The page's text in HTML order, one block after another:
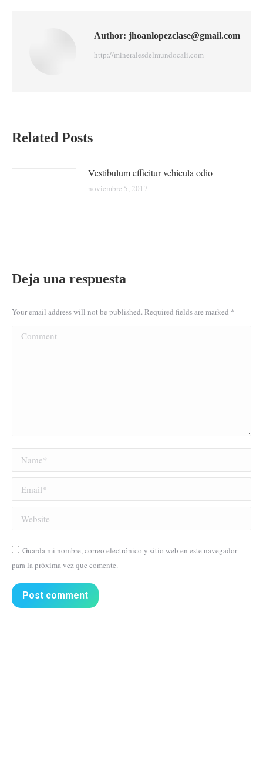
Author: jhoanlopezclase@gmail.com
http://mineralesdelmundocali.com
Related Posts
Vestibulum efficitur vehicula odio
noviembre 5, 2017
Deja una respuesta
Your email address will not be published. Required fields are marked *
Comment
Name *
Email *
Website
Guarda mi nombre, correo electrónico y sitio web en este navegador
para la próxima vez que comente.
Post comment